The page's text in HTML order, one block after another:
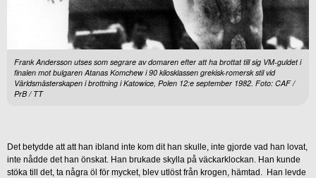
Frank Andersson utses som segrare av domaren efter att ha brottat till sig VM-guldet i
finalen mot bulgaren Atanas Komchew i 90 kilosklassen grekisk-romersk stil vid
Världsmästerskapen i brottning i Katowice, Polen 12:e september 1982. Foto: CAF /
PrB / TT
Det betydde att att han ibland inte kom dit han skulle, inte gjorde vad han lovat,
inte nådde det han önskat. Han brukade skylla på väckarklockan. Han kunde
stöka till det, ta några öl för mycket, blev utlöst från krogen, hämtad. Han levde